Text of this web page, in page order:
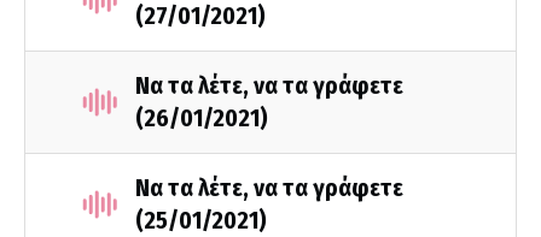
(27/01/2021)
Να τα λέτε, να τα γράφετε
(26/01/2021)
Να τα λέτε, να τα γράφετε
(25/01/2021)